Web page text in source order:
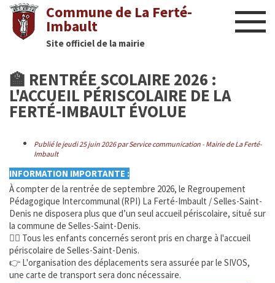
Commune de La Ferté-
Imbault
Site officiel de la mairie
Actualités
Nous contacter
Diaporama
Culture
Manifestations
Mairie
Infos utiles
🏫 RENTRÉE SCOLAIRE 2026 :
L'ACCUEIL PÉRISCOLAIRE DE LA
FERTÉ-IMBAULT ÉVOLUE
Publié le jeudi 25 juin 2026 par Service communication - Mairie de La Ferté-
Imbault
INFORMATION IMPORTANTE :
À compter de la rentrée de septembre 2026, le Regroupement
Pédagogique Intercommunal (RPI) La Ferté-Imbault / Selles-Saint-
Denis ne disposera plus que d’un seul accueil périscolaire, situé sur
la commune de Selles-Saint-Denis.
💁‍♀️ Tous les enfants concernés seront pris en charge à l'accueil
périscolaire de Selles-Saint-Denis.
👉 L'organisation des déplacements sera assurée par le SIVOS,
une carte de transport sera donc nécessaire.